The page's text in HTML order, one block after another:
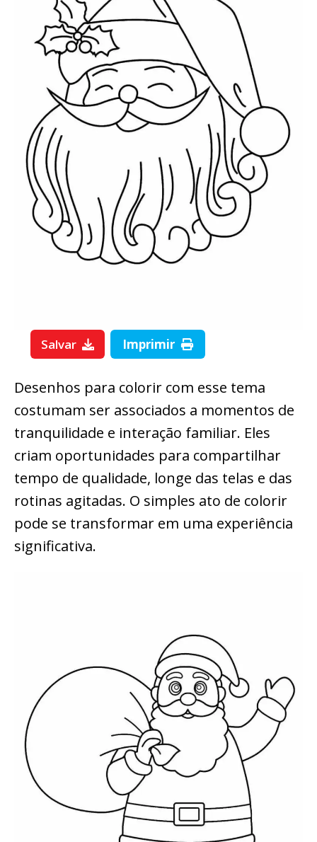
Salvar Imprimir
Desenhos para colorir com esse tema
costumam ser associados a momentos de
tranquilidade e interação familiar. Eles
criam oportunidades para compartilhar
tempo de qualidade, longe das telas e das
rotinas agitadas. O simples ato de colorir
pode se transformar em uma experiência
significativa.